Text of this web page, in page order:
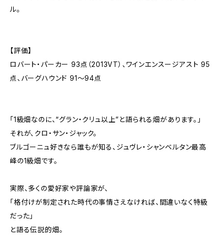
ル。
【評価】
ロバート・パーカー 93点（2013VT）、ワインエンスージアスト 95
点、バーグハウンド 91〜94点
「1級畑なのに、“グラン・クリュ以上”と語られる畑があります。」
それが、クロ・サン・ジャック。
ブルゴーニュ好きなら誰もが知る、ジュヴレ・シャンベルタン最高
峰の1級畑です。
実際、多くの愛好家や評論家が、
「格付けが制定された時代の事情さえなければ、間違いなく特級
だった」
と語る伝説的畑。